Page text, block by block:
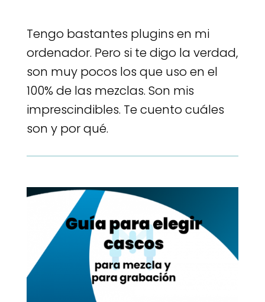
Tengo bastantes plugins en mi
ordenador. Pero si te digo la verdad,
son muy pocos los que uso en el
100% de las mezclas. Son mis
imprescindibles. Te cuento cuáles
son y por qué.